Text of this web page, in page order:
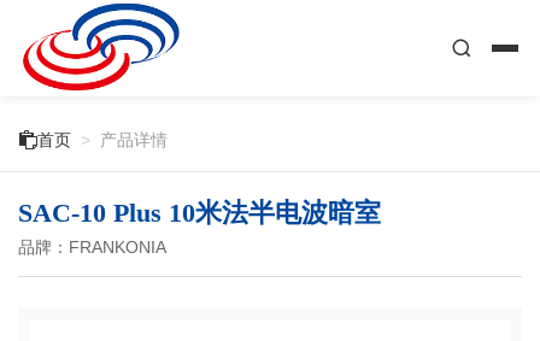
首页 > 产品详情
SAC-10 Plus 10米法半电波暗室
品牌：FRANKONIA